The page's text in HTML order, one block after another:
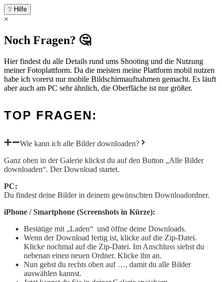
❔ Hilfe
×
Noch Fragen? 🤔
Hier findest du alle Details rund ums Shooting und die Nutzung
meiner Fotoplattform. Da die meisten meine Plattform mobil nutzen
habe ich vorerst nur mobile Bildschirmaufnahmen gemacht. Es läuft
aber auch am PC sehr ähnlich, die Oberfläche ist nur größer.
TOP FRAGEN:
Wie kann ich alle Bilder downloaden?
Ganz oben in der Galerie klickst du auf den Button „Alle Bilder
downloaden“. Der Download startet.
PC:
Du findest deine Bilder in deinem gewünschten Downloadordner.
iPhone / Smartphone (Screenshots in Kürze):
Bestätige mit „Laden“ und öffne deine Downloads.
Wenn der Download fertig ist, klicke auf die Zip-Datei.
Klicke nochmal auf die Zip-Datei. Im Anschluss siehst du
nebenan einen neuen Ordner. Klicke ihn an.
Nun gehst du rechts oben auf …, damit du alle Bilder
auswählen kannst.